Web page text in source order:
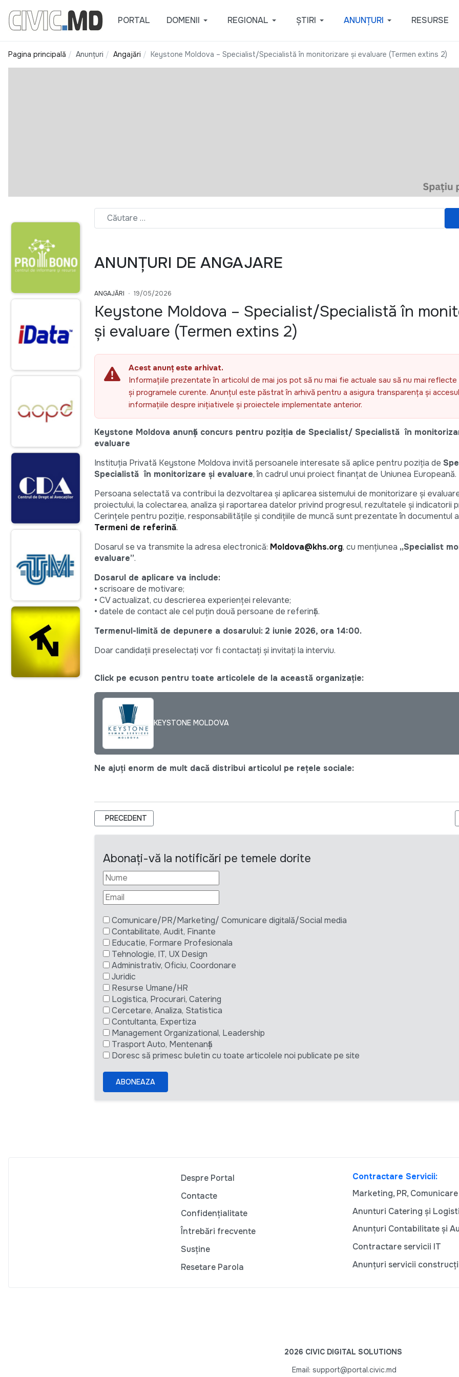
PORTAL DOMENII REGIONAL ȘTIRI ANUNȚURI RESURSE
Pagina principală Anunțuri Angajări Keystone Moldova – Specialist/Specialistă în monitorizare și evaluare (Termen extins 2)
ANUNȚURI DE ANGAJARE
ANGAJĂRI 19/05/2026
Keystone Moldova – Specialist/Specialistă în
și evaluare (Termen extins 2)
Acest anunț este arhivat.
Informațiile prezentate în articolul de mai jos pot să nu mai fie actuale sau să nu mai
și programele curente. Anunțul este păstrat în arhivă pentru a asigura transparența și
informațiile despre inițiativele și proiectele implementate anterior.
Keystone Moldova anunță concurs pentru poziția de Specialist/ Specialistă în
evaluare
Instituția Privată Keystone Moldova invită persoanele interesate să aplice pentru poziția de
Specialistă în monitorizare și evaluare, în cadrul unui proiect finanțat de Uniunea Europeană.
Persoana selectată va contribui la dezvoltarea și aplicarea sistemului de monitorizare și
proiectului, la colectarea, analiza și raportarea datelor privind progresul, rezultatele și indicatorii
Cerințele pentru poziție, responsabilitățile și condițiile de muncă sunt prezentate în documentul
Termeni de referință.
Dosarul se va transmite la adresa electronică: Moldova@khs.org, cu mențiunea „Specialist
evaluare”.
Dosarul de aplicare va include:
• scrisoare de motivare;
• CV actualizat, cu descrierea experienței relevante;
• datele de contact ale cel puțin două persoane de referință.
Termenul-limită de depunere a dosarului: 2 iunie 2026, ora 14:00.
Doar candidații preselectați vor fi contactați și invitați la interviu.
Click pe ecuson pentru toate articolele de la această organizație:
KEYSTONE MOLDOVA
Ne ajuți enorm de mult dacă distribui articolul pe rețele sociale:
ARTICOL PRECEDENT: KEYSTONE MOLDOVA CONTRACTEAZĂ SERVICII DE CONSULTANȚĂ PENTRU
PRECEDENT
Abonați-vă la notificări pe temele dorite
Comunicare/PR/Marketing/ Comunicare digitală/Social media
Contabilitate, Audit, Finante
Educatie, Formare Profesionala
Tehnologie, IT, UX Design
Administrativ, Oficiu, Coordonare
Juridic
Resurse Umane/HR
Logistica, Procurari, Catering
Cercetare, Analiza, Statistica
Contultanta, Expertiza
Management Organizational, Leadership
Trasport Auto, Mentenanță
Doresc să primesc buletin cu toate articolele noi publicate pe site
ABONEAZA
Despre Portal
Contacte
Confidențialitate
Întrebări frecvente
Susține
Resetare Parola
Contractare Servicii:
Marketing, PR, Comunicare
Anunturi Catering și
Anunțuri Contabilitate și
Contractare servicii IT
Anunțuri servicii
2026 CIVIC DIGITAL SOLUTIONS
Email: support@portal.civic.md